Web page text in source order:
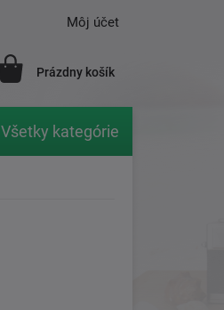
Môj účet
Prázdny košík
Výrobcovia
Všetky kategórie